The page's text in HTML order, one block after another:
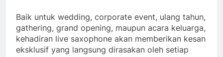
Baik untuk wedding, corporate event, ulang tahun,
gathering, grand opening, maupun acara keluarga,
kehadiran live saxophone akan memberikan kesan
eksklusif yang langsung dirasakan oleh setiap